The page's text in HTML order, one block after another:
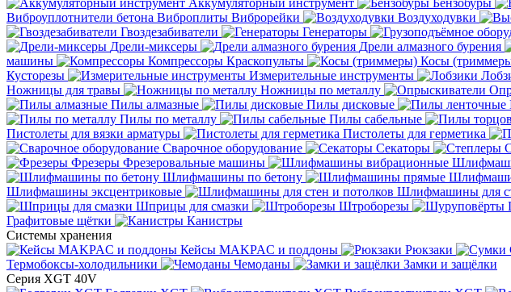
Аккумуляторный инструмент
Бензобуры
Виброуплотнители бетона Виброплиты Виброрейки Воздуходувки
Гвоздезабиватели
Генераторы
Дрели-миксеры
Дрели алмазного бурения
машины
Компрессоры Краскопульты Косы
Кусторезы
Измерительные инструменты
Ножницы для травы
Ножницы по металлу
Пилы алмазные
Пилы дисковые
Пилы по металлу
Пилы сабельные
Пистолеты для вязки арматуры
Пистолеты для герметика
Сварочное оборудование
Секаторы
Фрезеры Фрезеровальные машины
Шлифмашины по бетону
Шлифмашины эксцентриковые
Шлифмашины для
Шприцы для смазки
Штроборезы
Графитовые щётки
Канистры
Системы хранения
Кейсы MAKPAC и поддоны
Рюкзаки
Термобоксы-холодильники
Чемоданы
Замки и защёлки
Серия XGT 40V